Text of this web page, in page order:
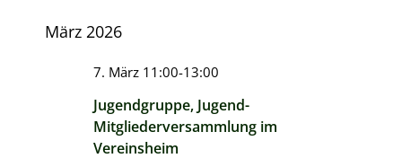
März 2026
Jugendgruppe, Jugend-
Mitgliederversammlung im
Vereinsheim
7. März 11:00-13:00